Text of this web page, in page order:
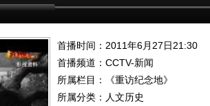
首播时间：2011年6月27日21:30
首播频道： CCTV-新闻
所属栏目：
《重访纪念地》
所属分类：人文历史